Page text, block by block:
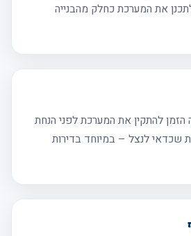
את המערכת כחלק מהבנייה
הזמן להתקין את המערכת לפני הנחת
שכדאי לנצל – במיוחד בדירות